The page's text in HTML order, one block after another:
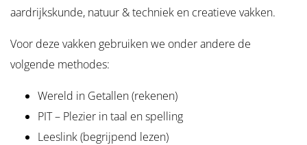
aardrijkskunde, natuur & techniek en creatieve vakken.
Voor deze vakken gebruiken we onder andere de
volgende methodes:
Wereld in Getallen (rekenen)
PIT – Plezier in taal en spelling
Leeslink (begrijpend lezen)